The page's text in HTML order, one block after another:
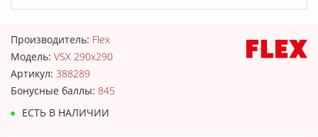
Производитель: Flex
Модель: VSX 290x290
Артикул: 388289
Бонусные баллы: 845
ЕСТЬ В НАЛИЧИИ